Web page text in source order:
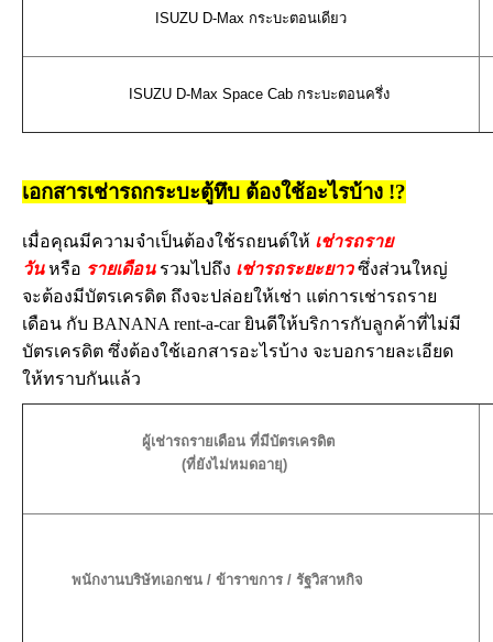
ISUZU D-Max กระบะตอนเดียว
ISUZU D-Max Space Cab กระบะตอนครึ่ง
เอกสารเช่ารถกระบะตู้ทึบ ต้องใช้อะไรบ้าง !?
เมื่อคุณมีความจำเป็นต้องใช้รถยนต์ให้ เช่ารถราย
วัน หรือ รายเดือน รวมไปถึง เช่ารถระยะยาว ซึ่งส่วนใหญ่
จะต้องมีบัตรเครดิต ถึงจะปล่อยให้เช่า แต่การเช่ารถราย
เดือน กับ BANANA rent-a-car ยินดีให้บริการกับลูกค้าที่ไม่มี
บัตรเครดิต ซึ่งต้องใช้เอกสารอะไรบ้าง จะบอกรายละเอียด
ให้ทราบกันแล้ว
ผู้เช่ารถรายเดือน ที่มีบัตรเครดิต
(ที่ยังไม่หมดอายุ)
พนักงานบริษัทเอกชน / ข้าราขการ / รัฐวิสาหกิจ